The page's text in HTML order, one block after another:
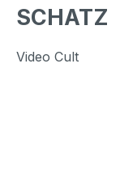
SCHATZ
Video Cult
Bildergalerie